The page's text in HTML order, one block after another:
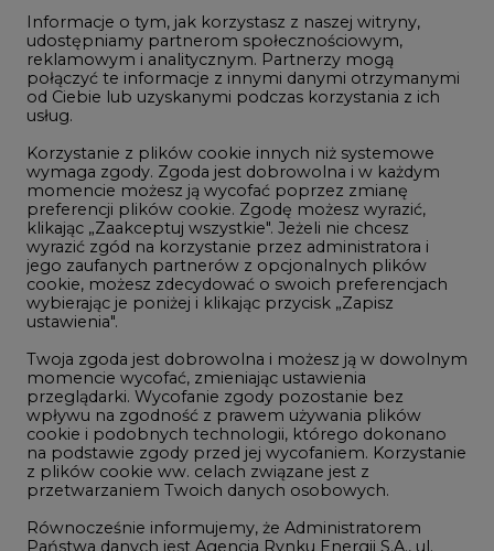
Gospodarka
Geopolityka
LTE450
Innowacje i AI
Telekomunikacja i IT
Handel emisjami CO2
Wodór
Górnictwo
Atom
Fotowoltaika
Offshore wind
Zielone samorządy
Informacje o tym, jak korzystasz z naszej witryny,
udostępniamy partnerom społecznościowym,
reklamowym i analitycznym. Partnerzy mogą
połączyć te informacje z innymi danymi otrzymanymi
od Ciebie lub uzyskanymi podczas korzystania z ich
usług.
Korzystanie z plików cookie innych niż systemowe
wymaga zgody. Zgoda jest dobrowolna i w każdym
momencie możesz ją wycofać poprzez zmianę
preferencji plików cookie. Zgodę możesz wyrazić,
klikając „Zaakceptuj wszystkie". Jeżeli nie chcesz
wyrazić zgód na korzystanie przez administratora i
jego zaufanych partnerów z opcjonalnych plików
cookie, możesz zdecydować o swoich preferencjach
wybierając je poniżej i klikając przycisk „Zapisz
ustawienia".
Twoja zgoda jest dobrowolna i możesz ją w dowolnym
momencie wycofać, zmieniając ustawienia
przeglądarki. Wycofanie zgody pozostanie bez
wpływu na zgodność z prawem używania plików
cookie i podobnych technologii, którego dokonano
na podstawie zgody przed jej wycofaniem. Korzystanie
z plików cookie ww. celach związane jest z
przetwarzaniem Twoich danych osobowych.
Równocześnie informujemy, że Administratorem
Państwa danych jest Agencja Rynku Energii S.A., ul.